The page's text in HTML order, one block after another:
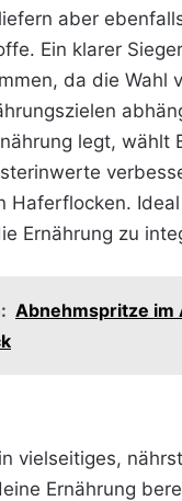
aber
Ein klarer
da die Wahl
legt, wählt
Haferflocken.
Ernährung zu
Abnehmspritze im
vielseitiges,
Ernährung